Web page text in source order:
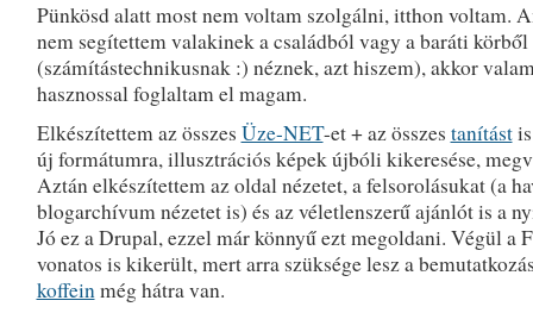
Pünkösd alatt most nem voltam szolgálni, itthon voltam.
nem segítettem valakinek a családból vagy a baráti körből
(számítástechnikusnak :) néznek, azt hiszem), akkor
hasznossal foglaltam el magam.
Elkészítettem az összes Üze-NET-et + az összes tanítást
új formátumra, illusztrációs képek újbóli kikeresése,
Aztán elkészítettem az oldal nézetet, a felsorolásukat (a
blogarchívum nézetet is) és az véletlenszerű ajánlót is a
Jó ez a Drupal, ezzel már könnyű ezt megoldani. Végül a
vonatos is kikerült, mert arra szüksége lesz a
koffeinmég hátra van.